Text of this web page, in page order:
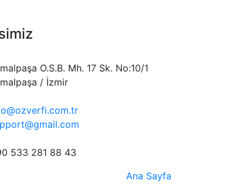
O.S.B. Mh. 17 Sk. No:10/1
/ İzmir
533 281 88 43
Ana Sayfa